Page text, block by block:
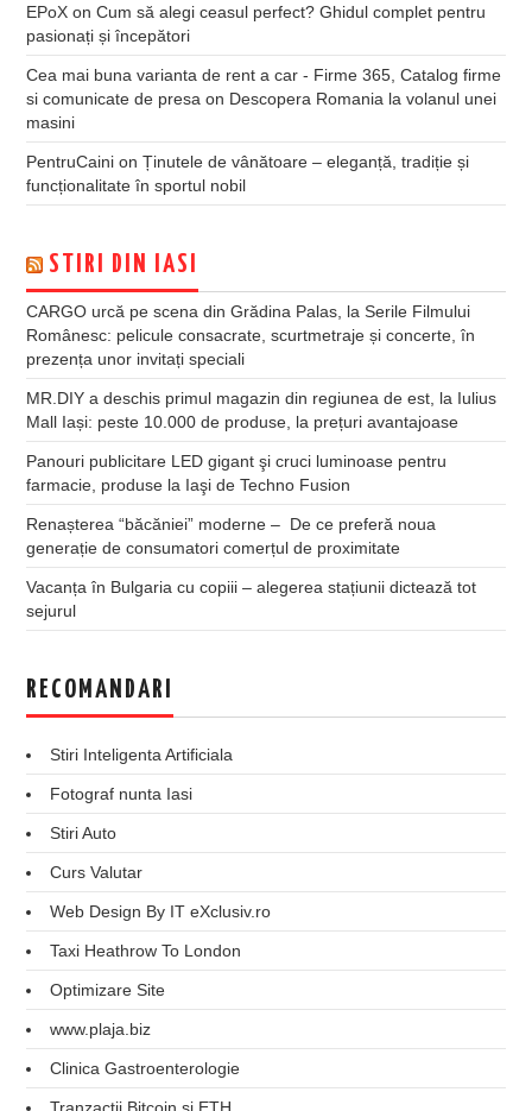
EPoX onCum să alegi ceasul perfect? Ghidul complet pentru
pasionați și începători
Cea mai buna varianta de rent a car - Firme 365, Catalog firme
si comunicate de presa on Descopera Romania la volanul unei
masini
PentruCaini onȚinutele de vânătoare – eleganță, tradiție și
funcționalitate în sportul nobil
STIRI DIN IASI
CARGO urcă pe scena din Grădina Palas, la Serile Filmului
Românesc: pelicule consacrate, scurtmetraje și concerte, în
prezența unor invitați speciali
MR.DIY a deschis primul magazin din regiunea de est, la Iulius
Mall Iași: peste 10.000 de produse, la prețuri avantajoase
Panouri publicitare LED gigant şi cruci luminoase pentru
farmacie, produse la Iaşi de Techno Fusion
Renașterea “băcăniei” moderne – De ce preferă noua
generație de consumatori comerțul de proximitate
Vacanța în Bulgaria cu copiii – alegerea stațiunii dictează tot
sejurul
RECOMANDARI
Stiri Inteligenta Artificiala
Fotograf nunta Iasi
Stiri Auto
Curs Valutar
Web Design By IT eXclusiv.ro
Taxi Heathrow To London
Optimizare Site
www.plaja.biz
Clinica Gastroenterologie